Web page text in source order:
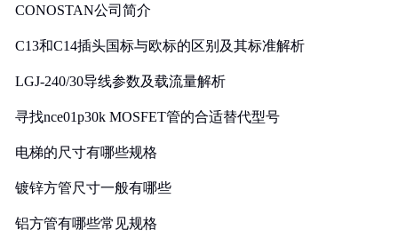
CONOSTAN公司简介
C13和C14插头国标与欧标的区别及其标准解析
LGJ-240/30导线参数及载流量解析
寻找nce01p30k MOSFET管的合适替代型号
电梯的尺寸有哪些规格
镀锌方管尺寸一般有哪些
铝方管有哪些常见规格